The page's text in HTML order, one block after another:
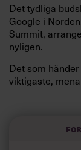
Det tydliga
Google i
Summit,
nyligen.
Det som
viktigaste,
och höjt